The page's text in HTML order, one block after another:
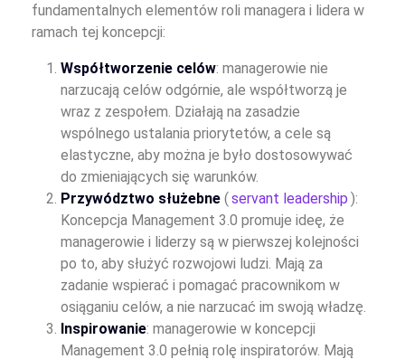
fundamentalnych elementów roli managera i lidera w
ramach tej koncepcji:
Współtworzenie celów: managerowie nie
narzucają celów odgórnie, ale współtworzą je
wraz z zespołem. Działają na zasadzie
wspólnego ustalania priorytetów, a cele są
elastyczne, aby można je było dostosowywać
do zmieniających się warunków.
Przywództwo służebne (servant leadership ):
Koncepcja Management 3.0 promuje ideę, że
managerowie i liderzy są w pierwszej kolejności
po to, aby służyć rozwojowi ludzi. Mają za
zadanie wspierać i pomagać pracownikom w
osiąganiu celów, a nie narzucać im swoją władzę.
Inspirowanie: managerowie w koncepcji
Management 3.0 pełnią rolę inspiratorów. Mają